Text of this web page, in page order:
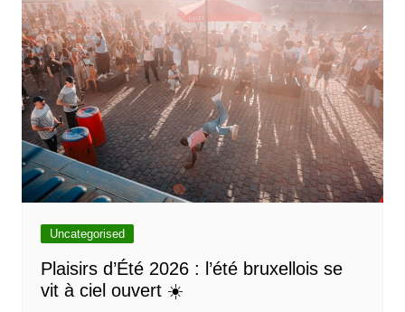
g
a
t
i
o
n
d
e
Uncategorised
Plaisirs d’Été 2026 : l’été bruxellois se
vit à ciel ouvert ☀️